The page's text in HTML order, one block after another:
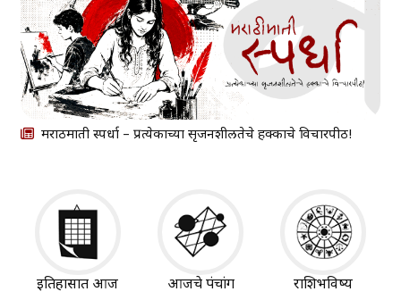
मराठीमाती स्पर्धा – प्रत्येकाच्या सृजनशीलतेचे हक्काचे विचारपीठ!
इतिहासात आज आजचे पंचांग राशिभविष्य